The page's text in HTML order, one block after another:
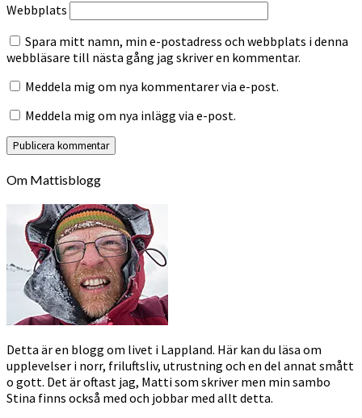
Webbplats
Spara mitt namn, min e-postadress och webbplats i denna
webbläsare till nästa gång jag skriver en kommentar.
Meddela mig om nya kommentarer via e-post.
Meddela mig om nya inlägg via e-post.
Om Mattisblogg
Detta är en blogg om livet i Lappland. Här kan du läsa om
upplevelser i norr, friluftsliv, utrustning och en del annat smått
o gott. Det är oftast jag, Matti som skriver men min sambo
Stina finns också med och jobbar med allt detta.